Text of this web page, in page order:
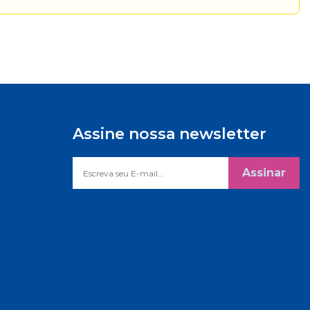
Assine nossa newsletter
Assinar